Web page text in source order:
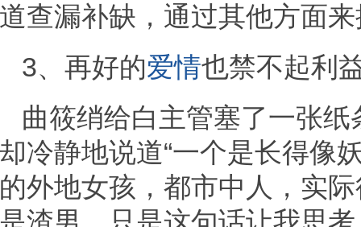
道查漏补缺，通过其他方面
3、再好的爱情也禁不起利
曲筱绡给白主管塞了一张
却冷静地说道“一个是长得像
的外地女孩，都市中人，实